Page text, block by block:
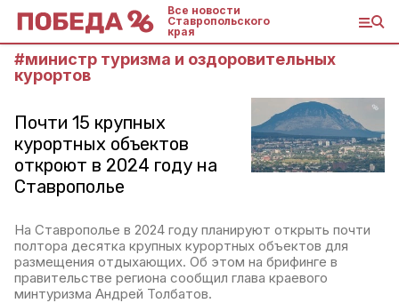
Все новости
Ставропольского
края
#министр туризма и оздоровительных
курортов
Почти 15 крупных
курортных объектов
откроют в 2024 году на
Ставрополье
На Ставрополье в 2024 году планируют открыть почти
полтора десятка крупных курортных объектов для
размещения отдыхающих. Об этом на брифинге в
правительстве региона сообщил глава краевого
минтуризма Андрей Толбатов.